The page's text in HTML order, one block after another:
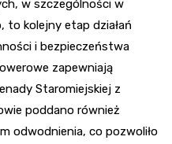
w szczególności w
to kolejny etap działań
i bezpieczeństwa
zapewniają
Staromiejskiej z
poddano również
odwodnienia, co pozwoliło